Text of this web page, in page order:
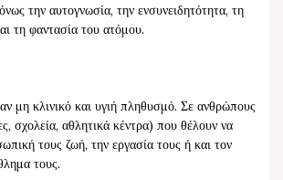
την αυτογνωσία, την ενσυνειδητότητα, τη
τη φαντασία του ατόμου.
μη κλινικό και υγιή πληθυσμό. Σε ανθρώπους
σχολεία, αθλητικά κέντρα) που θέλουν να
τους ζωή, την εργασία τους ή και τον
τους.